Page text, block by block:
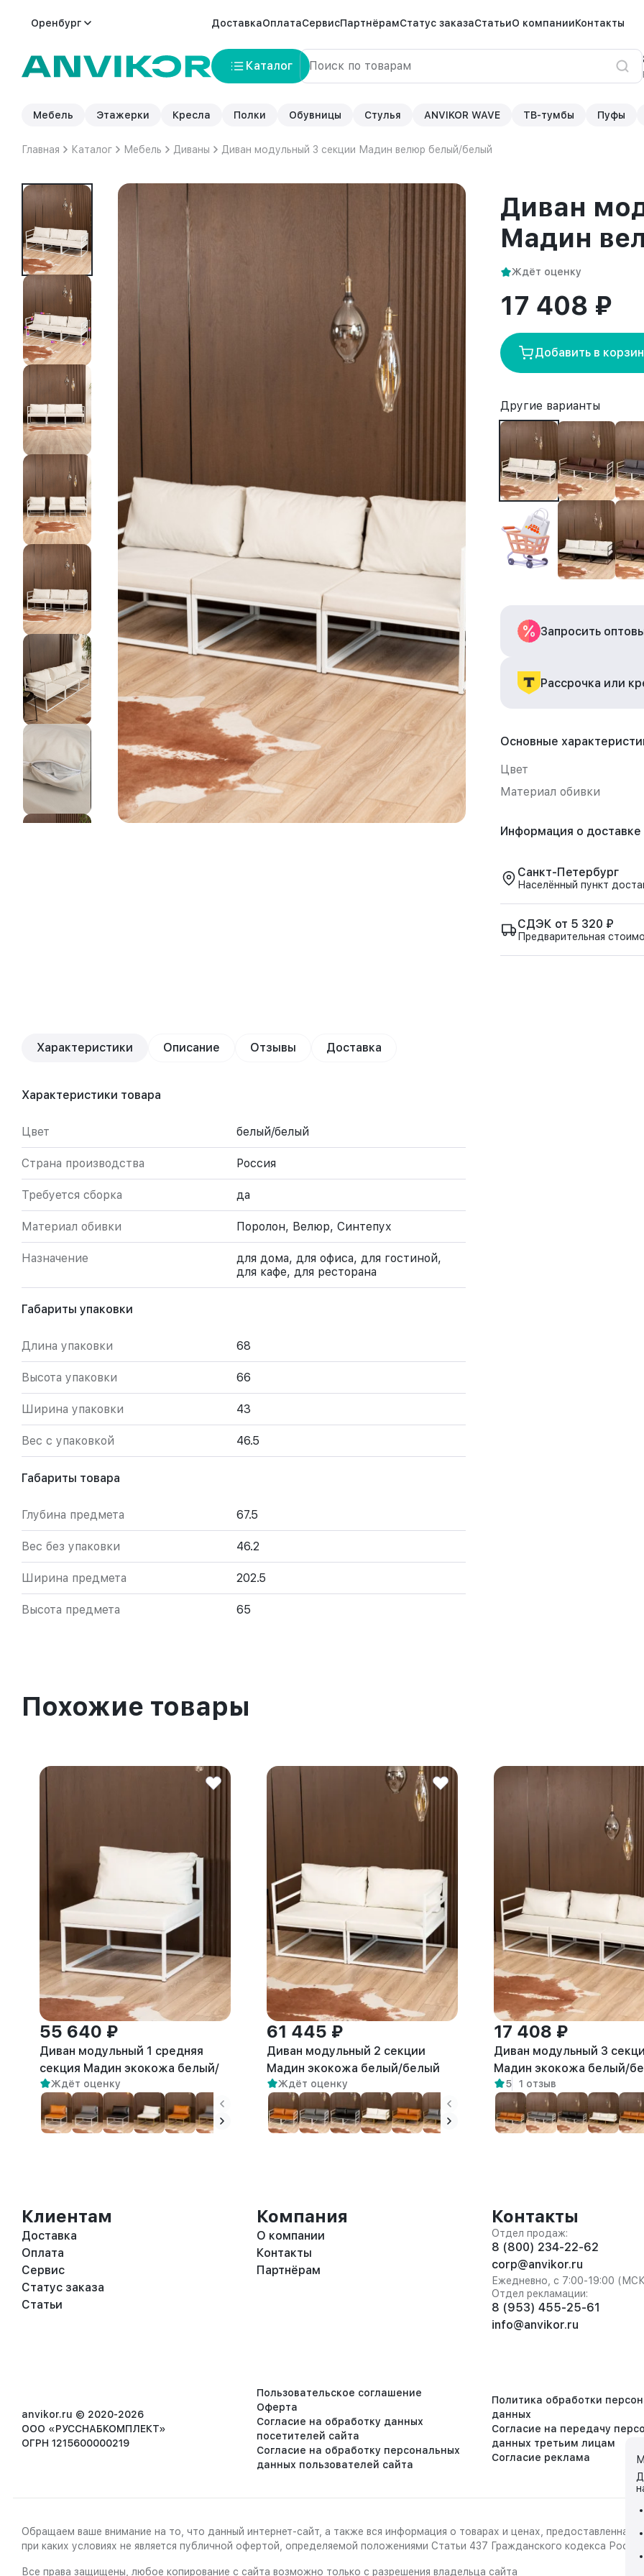
Оренбург ДоставкаОплатаСервисПартнёрамСтатус заказаСтатьиО компанииКонтакты
Каталог
Мебель Этажерки Кресла Полки Обувницы Стулья ANVIKOR WAVE ТВ-тумбы Пуфы
Главная Каталог Мебель Диваны Диван модульный 3 секции Мадин велюр белый/белый
Диван
Мадин
Ждёт оценку
17 408 ₽
Добавить в
Другие варианты
Запросить
Рассрочка или
Основные
Цвет
Материал обивки
Информация о доставке
Санкт-Петербург
Населённый пункт
СДЭК от 5 320 ₽
Предварительная
Характеристики Описание Отзывы Доставка
Характеристики товара
Цвет белый/белый
Страна производства Россия
Требуется сборка да
Материал обивки Поролон, Велюр, Синтепух
Назначение
для дома, для офиса, для гостиной,
для кафе, для ресторана
Габариты упаковки
Длина упаковки 68
Высота упаковки 66
Ширина упаковки 43
Вес с упаковкой 46.5
Габариты товара
Глубина предмета 67.5
Вес без упаковки 46.2
Ширина предмета 202.5
Высота предмета 65
Похожие товары
55 640 ₽
Диван модульный 1 средняя
секция Мадин экокожа белый/
белый
Ждёт оценку
61 445 ₽
Диван модульный 2 секции
Мадин экокожа белый/белый
Ждёт оценку
17 408 ₽
Диван модульный 3
Мадин экокожа белый/
5 1 отзыв
Клиентам
Доставка
Оплата
Сервис
Статус заказа
Статьи
Компания
О компании
Контакты
Партнёрам
Контакты
Отдел продаж:
8 (800) 234-22-62
corp@anvikor.ru
Ежедневно, с 7:00-19:00
Отдел рекламации:
8 (953) 455-25-61
info@anvikor.ru
anvikor.ru © 2020-2026
ООО «РУССНАБКОМПЛЕКТ»
ОГРН 1215600000219
Пользовательское соглашение
Оферта
Согласие на обработку данных
посетителей сайта
Согласие на обработку персональных
данных пользователей сайта
Политика обработки
данных
Согласие на передачу
данных третьим лицам
Согласие реклама
Обращаем ваше внимание на то, что данный интернет-сайт, а также вся информация о товарах и ценах, предоставленная
при каких условиях не является публичной офертой, определяемой положениями Статьи 437 Гражданского кодекса
Все права защищены, любое копирование с сайта возможно только с разрешения владельца сайта